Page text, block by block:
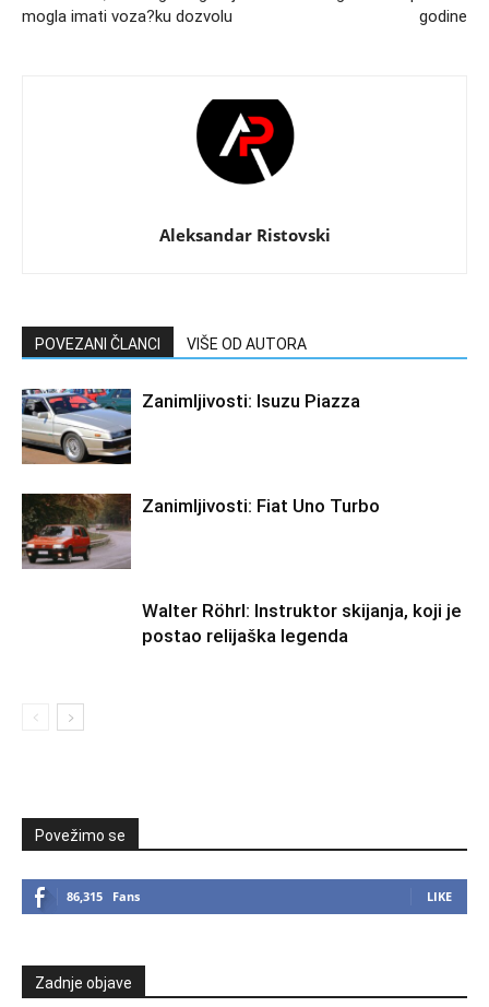
mogla imati voza?ku dozvolu
godine
Aleksandar Ristovski
POVEZANI ČLANCI VIŠE OD AUTORA
Zanimljivosti: Isuzu Piazza
Zanimljivosti: Fiat Uno Turbo
Walter Röhrl: Instruktor skijanja, koji je
postao relijaška legenda
Povežimo se
86,315 Fans LIKE
Zadnje objave